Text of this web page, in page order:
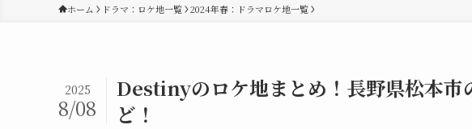
ホーム ドラマ：ロケ地一覧 2024年春：ドラマロケ地一覧
Destinyのロケ地まとめ！長野県松本市
ど！
2025
8/08